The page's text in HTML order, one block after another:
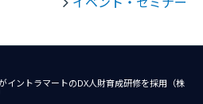
イントラマートのDX人財育成研修を採用（株